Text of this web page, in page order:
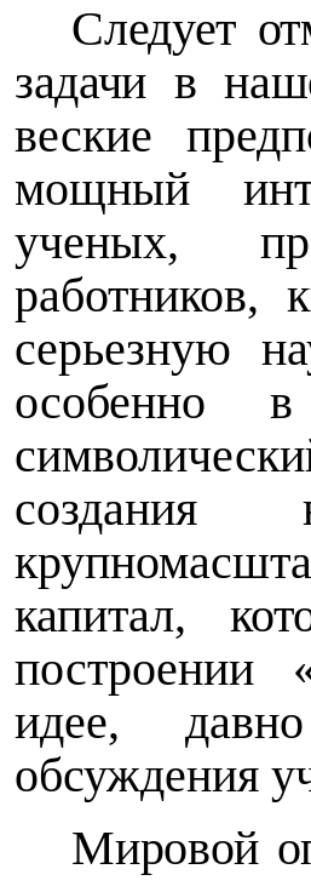
Следует
задачи в
веские
мощный
ученых,
работников,
серьезную
особенно
создания
капитал,
построении
идее,
обсуждения
Мировой